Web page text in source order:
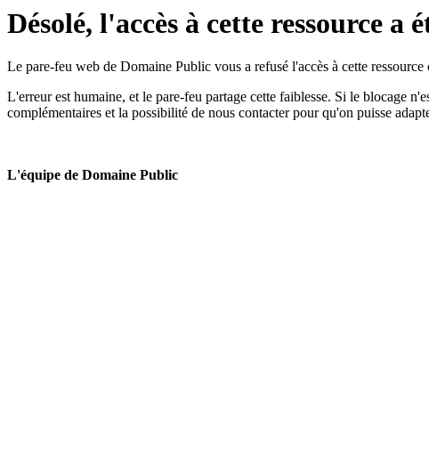
Désolé, l'accès à cette ressource a
Le pare-feu web de Domaine Public vous a refusé l'accès à cette
L'erreur est humaine, et le pare-feu partage cette faiblesse. Si le blocage
complémentaires et la possibilité de nous contacter pour qu'on puisse
L'équipe de Domaine Public